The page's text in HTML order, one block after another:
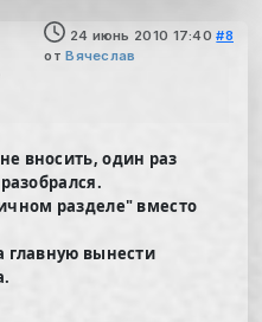
24 июнь 2010 17:40 #8
отВячеслав
вносить, один раз
разделе" вместо
главную вынести